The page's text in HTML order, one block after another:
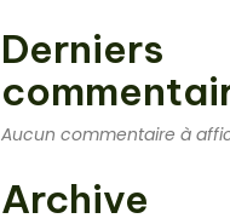
Derniers
Aucun commentaire à
Archive